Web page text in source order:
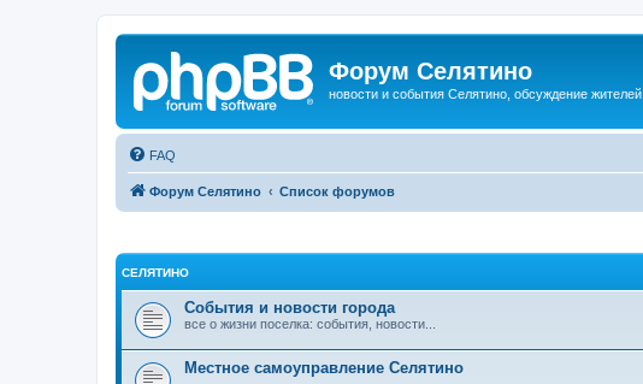
Форум Селятино
новости и события Селятино, обсуждение жителей
FAQ
Форум Селятино Список форумов
СЕЛЯТИНО
События и новости города
все о жизни поселка: события, новости...
Местное самоуправление Селятино